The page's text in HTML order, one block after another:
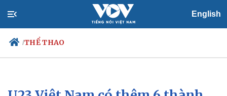
English
/THỂ THAO